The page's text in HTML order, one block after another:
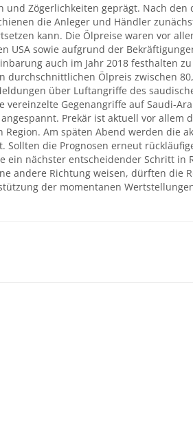
und Zögerlichkeiten geprägt. Nach den
die Anleger und Händler
kann. Die Ölpreise waren vor
USA sowie aufgrund der
auch im Jahr 2018 festhalten
Ölpreis zwischen
über Luftangriffe des
Gegenangriffe auf Saudi-
Prekär ist aktuell vor allem
Am späten Abend werden die
Sollten die Prognosen erneut
ein nächster entscheidender Schritt in
andere Richtung weisen, dürften die
der momentanen